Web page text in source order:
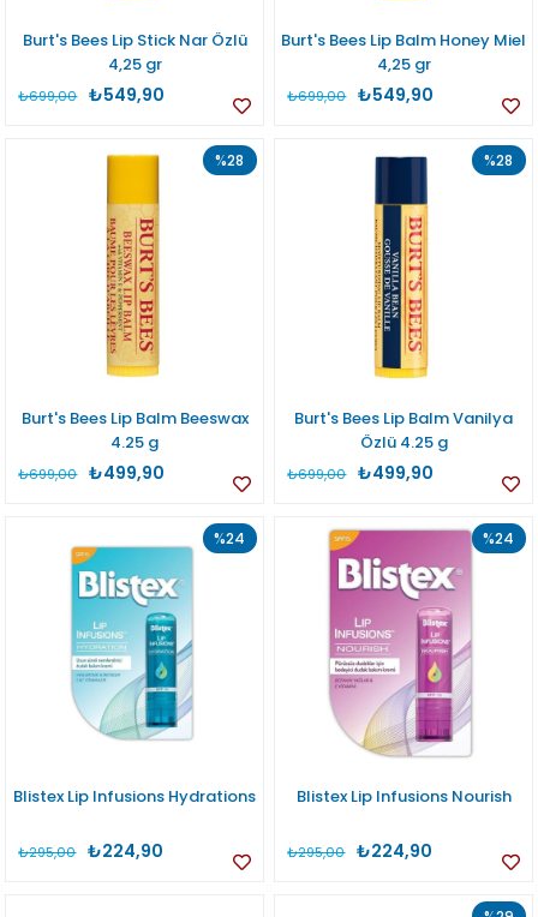
Burt's Bees Lip Stick Nar Özlü
4,25 gr
₺549,90
₺699,00
Burt's Bees Lip Balm Honey Miel
4,25 gr
₺549,90
₺699,00
Burt's Bees Lip Balm Beeswax
4.25 g
₺499,90
₺699,00
%28
Burt's Bees Lip Balm Vanilya
Özlü 4.25 g
₺499,90
₺699,00
%28
Blistex Lip Infusions Hydrations
₺224,90
₺295,00
%24
Blistex Lip Infusions Nourish
₺224,90
₺295,00
%24